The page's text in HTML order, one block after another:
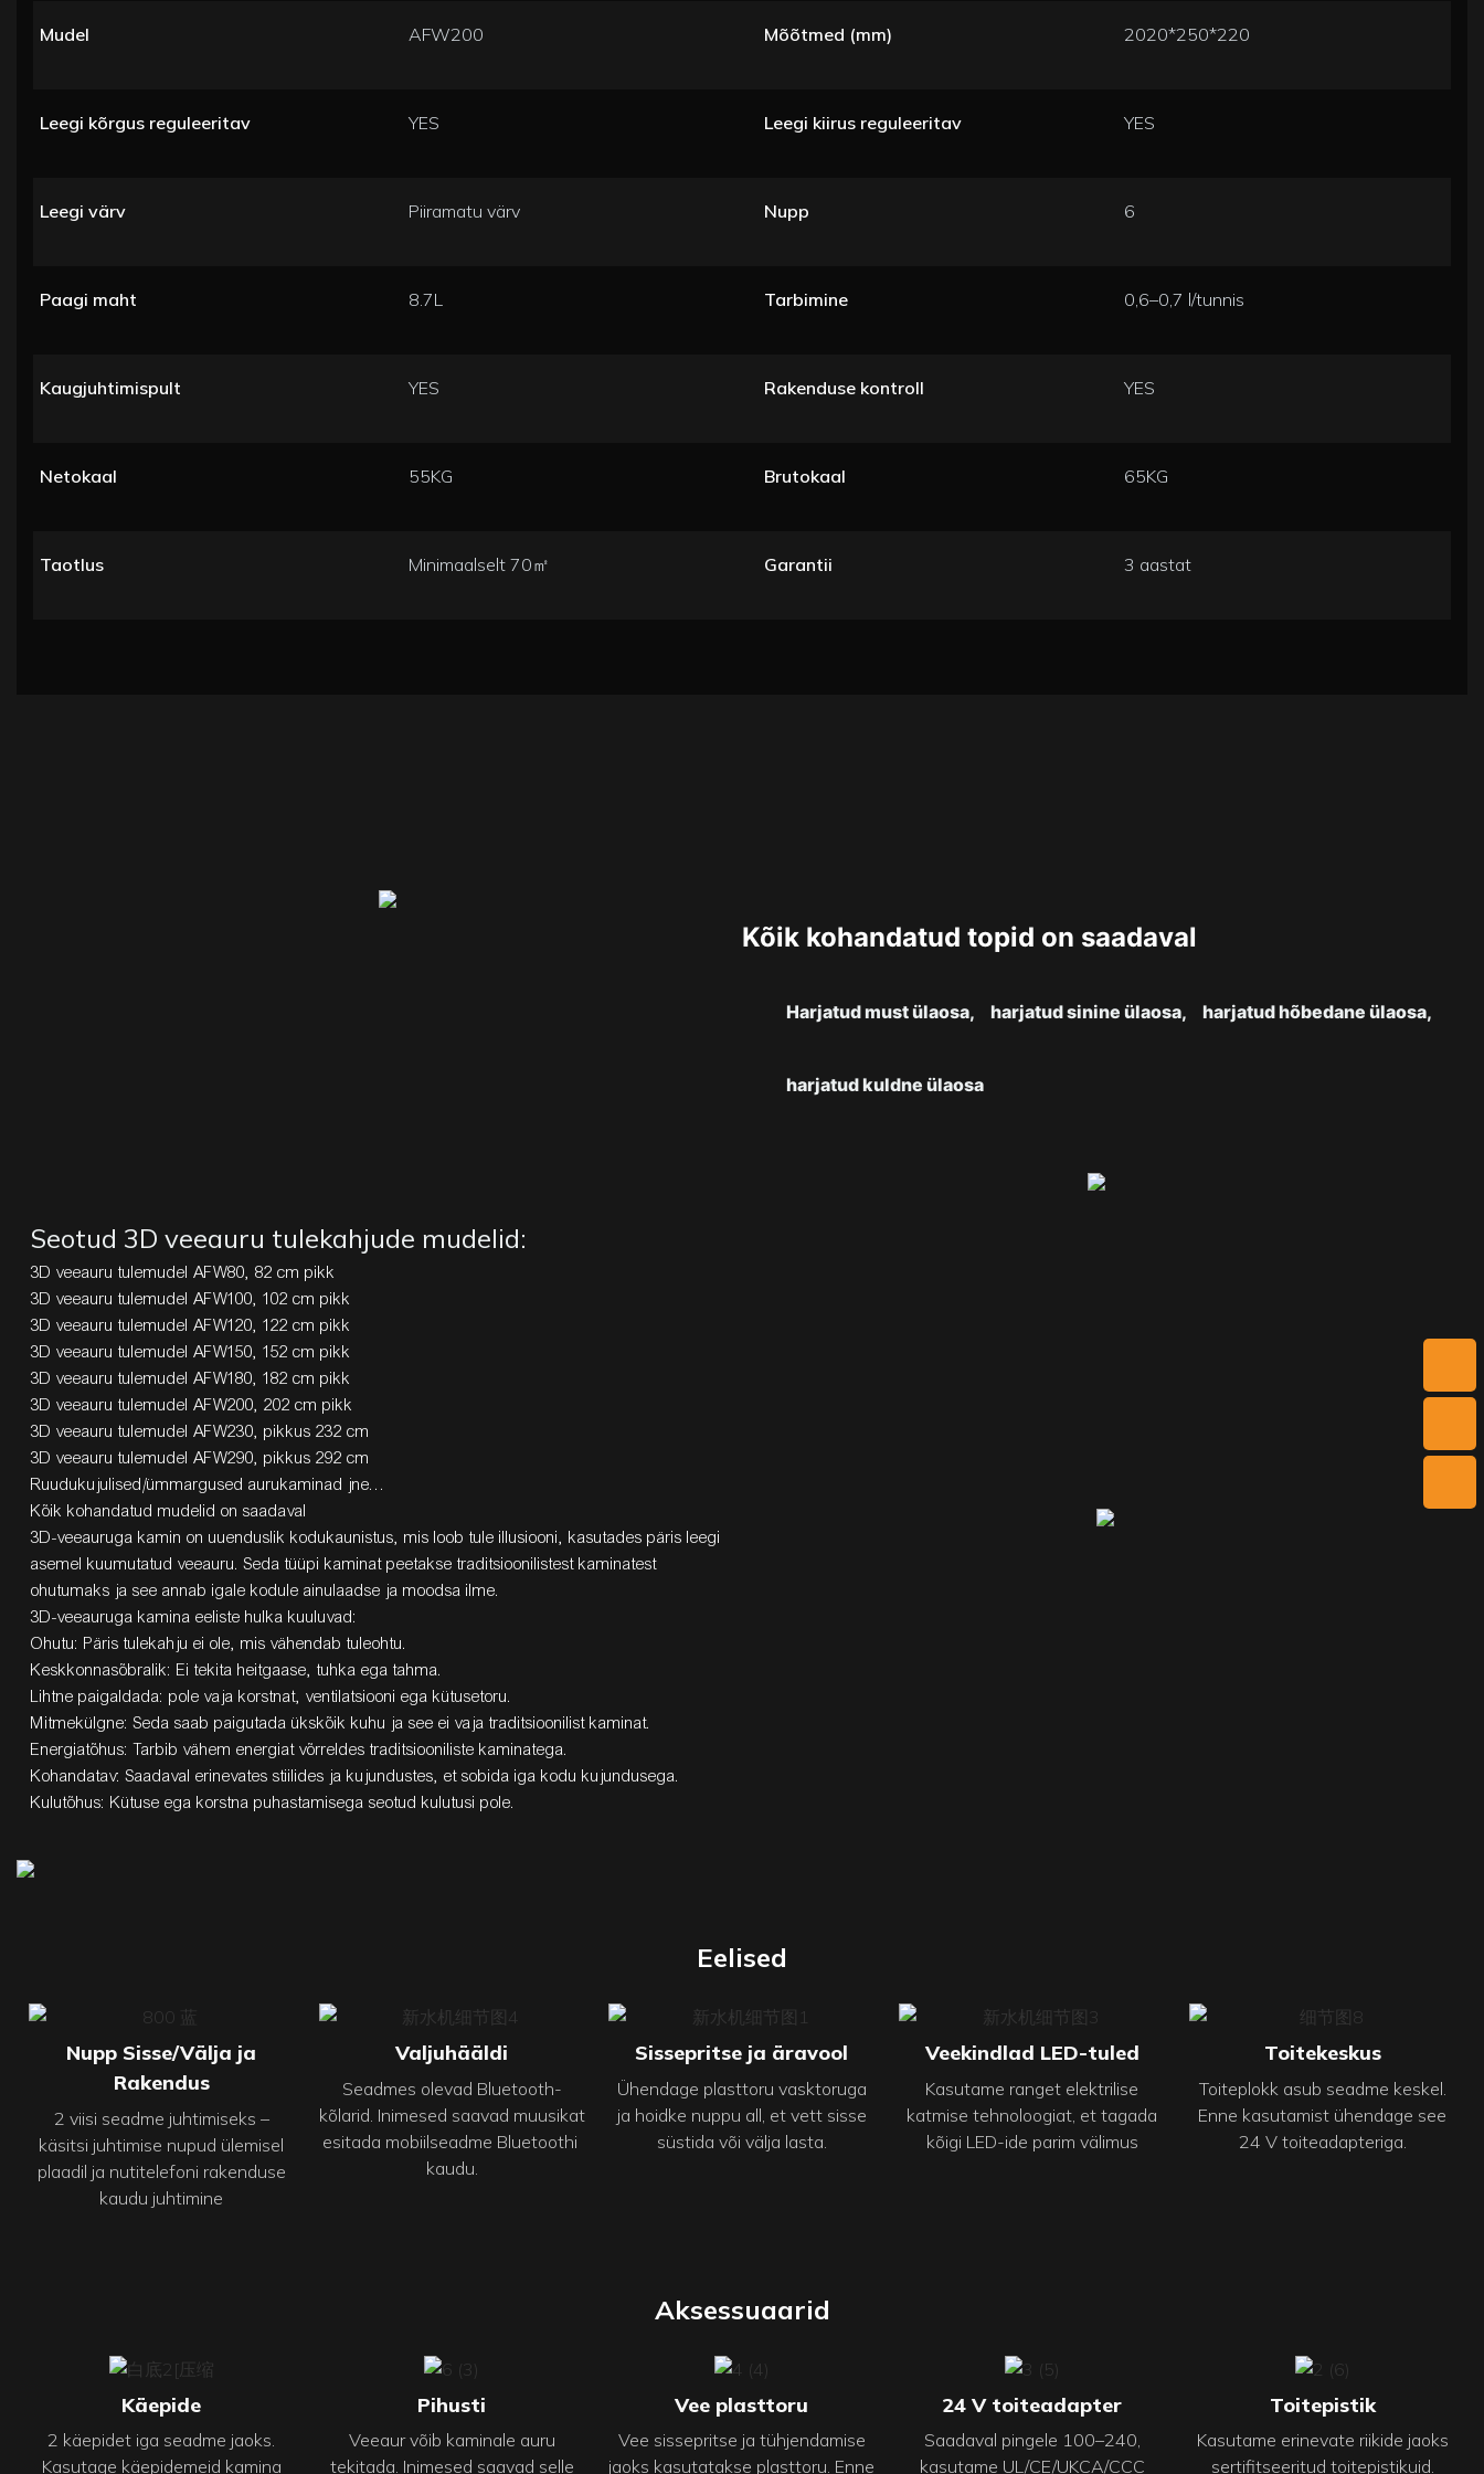
Mudel AFW200 Mõõtmed (mm) 2020*250*220
Leegi kõrgus reguleeritav YES Leegi kiirus reguleeritav YES
Leegi värv Piiramatu värv Nupp 6
Paagi maht 8.7L Tarbimine 0,6–0,7 l/tunnis
Kaugjuhtimispult YES Rakenduse kontroll YES
Netokaal 55KG Brutokaal 65KG
Taotlus Minimaalselt 70㎡ Garantii 3 aastat
Kõik kohandatud topid on saadaval
Harjatud must ülaosa, harjatud sinine ülaosa, harjatud hõbedane ülaosa,
harjatud kuldne ülaosa
Seotud 3D veeauru tulekahjude mudelid:
3D veeauru tulemudel AFW80, 82 cm pikk
3D veeauru tulemudel AFW100, 102 cm pikk
3D veeauru tulemudel AFW120, 122 cm pikk
3D veeauru tulemudel AFW150, 152 cm pikk
3D veeauru tulemudel AFW180, 182 cm pikk
3D veeauru tulemudel AFW200, 202 cm pikk
3D veeauru tulemudel AFW230, pikkus 232 cm
3D veeauru tulemudel AFW290, pikkus 292 cm
Ruudukujulised/ümmargused aurukaminad jne…
Kõik kohandatud mudelid on saadaval
3D-veeauruga kamin on uuenduslik kodukaunistus, mis loob tule illusiooni, kasutades päris leegi
asemel kuumutatud veeauru. Seda tüüpi kaminat peetakse traditsioonilistest kaminatest
ohutumaks ja see annab igale kodule ainulaadse ja moodsa ilme.
3D-veeauruga kamina eeliste hulka kuuluvad:
Ohutu: Päris tulekahju ei ole, mis vähendab tuleohtu.
Keskkonnasõbralik: Ei tekita heitgaase, tuhka ega tahma.
Lihtne paigaldada: pole vaja korstnat, ventilatsiooni ega kütusetoru.
Mitmekülgne: Seda saab paigutada ükskõik kuhu ja see ei vaja traditsioonilist kaminat.
Energiatõhus: Tarbib vähem energiat võrreldes traditsiooniliste kaminatega.
Kohandatav: Saadaval erinevates stiilides ja kujundustes, et sobida iga kodu kujundusega.
Kulutõhus: Kütuse ega korstna puhastamisega seotud kulutusi pole.
Eelised
Nupp Sisse/Välja ja
Rakendus
2 viisi seadme juhtimiseks –
käsitsi juhtimise nupud ülemisel
plaadil ja nutitelefoni rakenduse
kaudu juhtimine
Valjuhääldi
Seadmes olevad Bluetooth-
kõlarid. Inimesed saavad muusikat
esitada mobiilseadme Bluetoothi ​​
kaudu.
Sissepritse ja äravool
Ühendage plasttoru vasktoruga
ja hoidke nuppu all, et vett sisse
süstida või välja lasta.
Veekindlad LED-tuled
Kasutame ranget elektrilise
katmise tehnoloogiat, et tagada
kõigi LED-ide parim välimus
Toitekeskus
Toiteplokk asub seadme keskel.
Enne kasutamist ühendage see
24 V toiteadapteriga.
Aksessuaarid
Käepide
2 käepidet iga seadme jaoks.
Kasutage käepidemeid kamina
Pihusti
Veeaur võib kaminale auru
tekitada. Inimesed saavad selle
Vee plasttoru
Vee sissepritse ja tühjendamise
jaoks kasutatakse plasttoru. Enne
24 V toiteadapter
Saadaval pingele 100–240,
kasutame UL/CE/UKCA/CCC
Toitepistik
Kasutame erinevate riikide jaoks
sertifitseeritud toitepistikuid.